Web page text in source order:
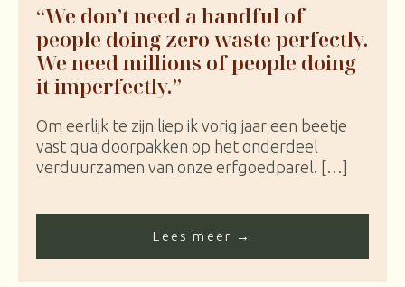
“We don’t need a handful of
people doing zero waste perfectly.
We need millions of people doing
it imperfectly.”
Om eerlijk te zijn liep ik vorig jaar een beetje
vast qua doorpakken op het onderdeel
verduurzamen van onze erfgoedparel. […]
Lees meer →